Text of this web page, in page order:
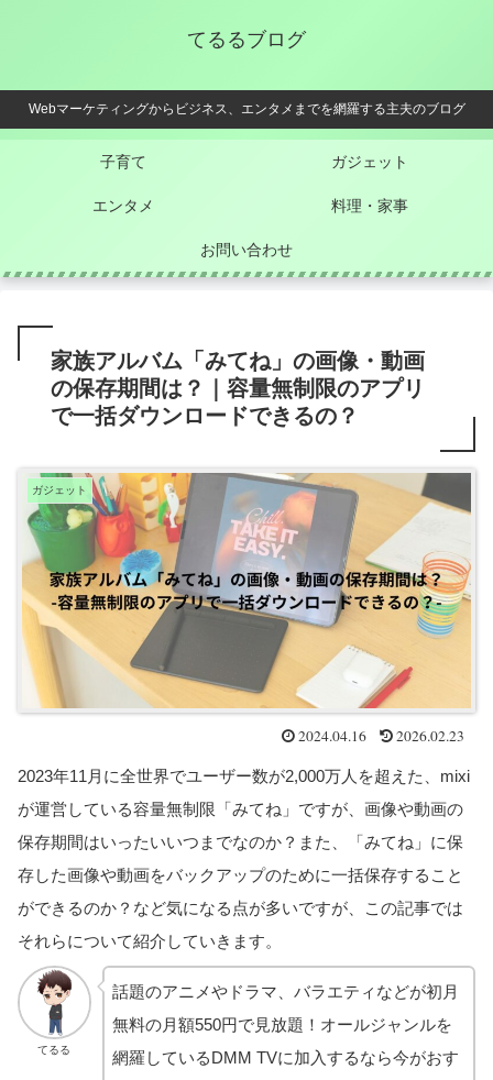
てるるブログ
Webマーケティングからビジネス、エンタメまでを網羅する主夫のブログ
子育て ガジェット
エンタメ 料理・家事
お問い合わせ
家族アルバム「みてね」の画像・動画
の保存期間は？｜容量無制限のアプリ
で一括ダウンロードできるの？
ガジェット
2024.04.16 2026.02.23
2023年11月に全世界でユーザー数が2,000万人を超えた、mixi
が運営している容量無制限「みてね」ですが、画像や動画の
保存期間はいったいいつまでなのか？また、「みてね」に保
存した画像や動画をバックアップのために一括保存すること
ができるのか？など気になる点が多いですが、この記事では
それらについて紹介していきます。
てるる
話題のアニメやドラマ、バラエティなどが初月
無料の月額550円で見放題！オールジャンルを
網羅しているDMM TVに加入するなら今がおす